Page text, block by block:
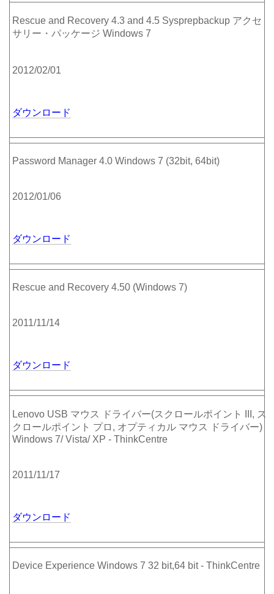
Rescue and Recovery 4.3 and 4.5 Sysprepbackup アクセ
サリー・パッケージ Windows 7
2012/02/01
ダウンロード
Password Manager 4.0 Windows 7 (32bit, 64bit)
2012/01/06
ダウンロード
Rescue and Recovery 4.50 (Windows 7)
2011/11/14
ダウンロード
Lenovo USB マウス ドライバー(スクロールポイント III, ス
クロールポイント プロ, オプティカル マウス ドライバー)
Windows 7/ Vista/ XP - ThinkCentre
2011/11/17
ダウンロード
Device Experience Windows 7 32 bit,64 bit - ThinkCentre